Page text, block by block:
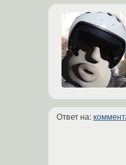
Ответ на: